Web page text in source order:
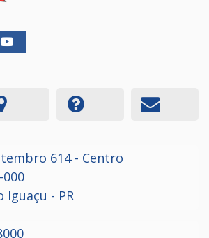
614 - Centro
000
Iguaçu - PR